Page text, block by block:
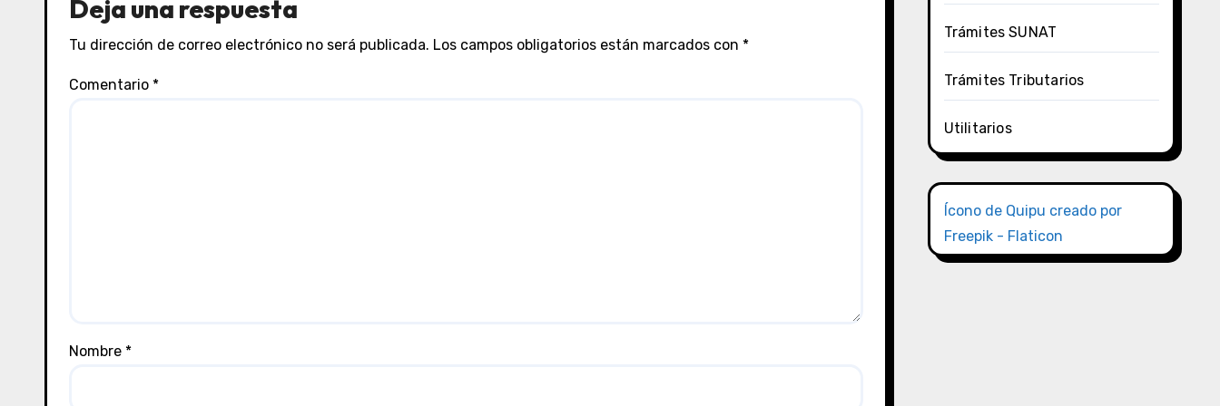
Deja una respuesta
Tu dirección de correo electrónico no será publicada. Los campos obligatorios están marcados con *
Comentario *
Nombre *
Trámites SUNAT
Trámites Tributarios
Utilitarios
Ícono de Quipu creado por
Freepik - Flaticon